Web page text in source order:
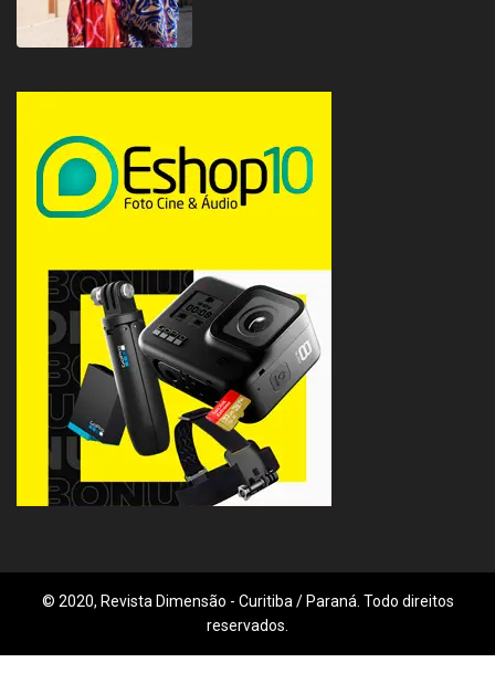
© 2020, Revista Dimensão - Curitiba / Paraná. Todo direitos
reservados.